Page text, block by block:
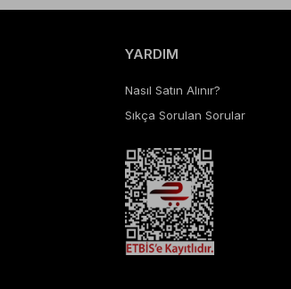
YARDIM
Nasıl Satın Alınır?
Sıkça Sorulan Sorular